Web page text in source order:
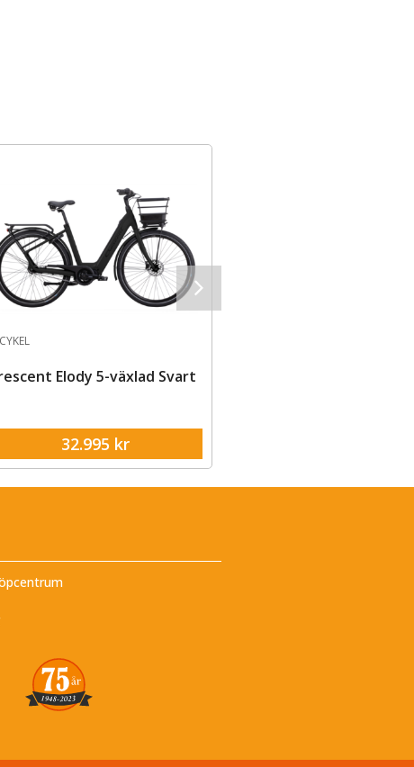
ELCYKEL
Crescent Elora 7-växlad Svart
28.995kr